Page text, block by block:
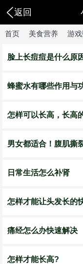
返回
首页 美食营养 游
脸上长痘痘是什么原
蜂蜜水有哪些作用与
怎样可以长高，长高
男女都适合！腹肌撕
日常生活怎么补肾
怎样才能让头发长的
痛经怎么办快速解决
怎样才能长高?